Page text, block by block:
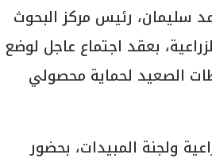
سليمان، رئيس مركز البحوث
بعقد اجتماع عاجل لوضع
الصعيد لحماية محصولي
ولجنة المبيدات، بحضور